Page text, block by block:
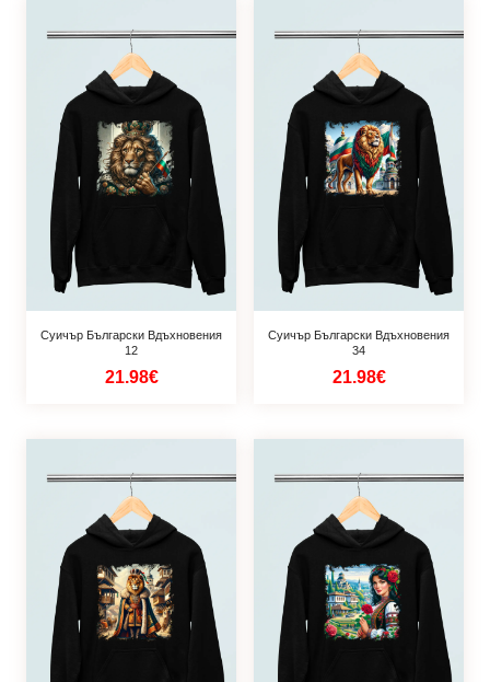
Суичър Български Вдъхновения
12
21.98€
Суичър Български Вдъхновения
34
21.98€